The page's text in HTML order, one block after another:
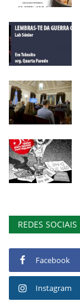
REDES SOCIAIS
Facebook
Instagram